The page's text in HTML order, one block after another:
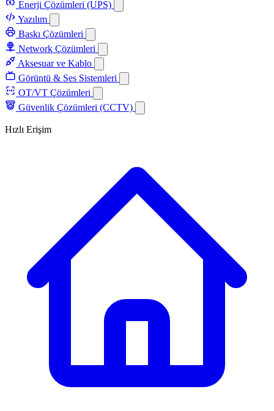
Enerji Çözümleri (UPS)
Yazılım
Baskı Çözümleri
Network Çözümleri
Aksesuar ve Kablo
Görüntü & Ses Sistemleri
OT/VT Çözümleri
Güvenlik Çözümleri (CCTV)
Hızlı Erişim